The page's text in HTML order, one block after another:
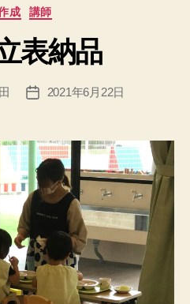
カ
ゴ
リ
成 講師
表納品
投
2021年6月22日